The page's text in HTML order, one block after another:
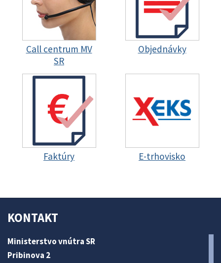
Call centrum MV
SR
Objednávky
Faktúry E-trhovisko
KONTAKT
Ministerstvo vnútra SR
Pribinova 2